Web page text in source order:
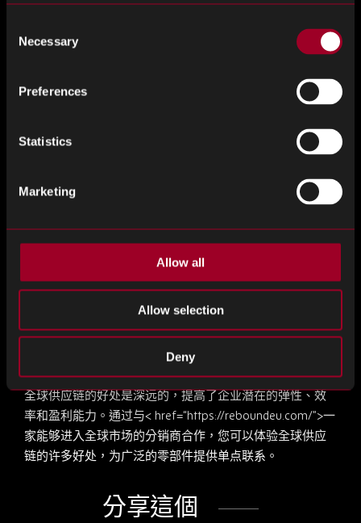
Selection
Necessary
Preferences
Statistics
Marketing
Allow all
Allow selection
Deny
的选择，特别是那些难以找到或短缺的组件。在中断时
组件，而其他渠道可能仍然开放。
个地方的供应链确实受益于更快的制造过程。但是，当最
终用户在更远的地方时，运输成本和交付时间将高得多。
位于全球不同地点的制造工厂或配送中心将使您能够更快
地将产品交付给最终用户。如果没有这种能力，向某些地
区发货可能根本没有财务可行性，这可能会切断整个市场
全球供应链的好处是深远的，提高了企业潜在的弹性、效
率和盈利能力。通过与< href=“https://reboundeu.com/”>一
家能够进入全球市场的分销商合作，您可以体验全球供应
链的许多好处 ，为广泛的零部件提供单点联系。
分享這個